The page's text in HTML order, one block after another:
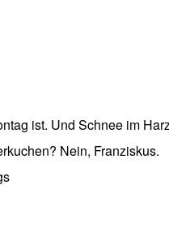
ist. Und Schnee im
Nein, Franziskus.